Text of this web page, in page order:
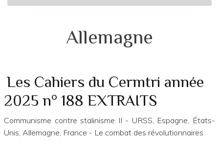
Allemagne
Les Cahiers du Cermtri année
2025 n° 188 EXTRAITS
Communisme contre stalinisme II - URSS, Espagne, États-
Unis, Allemagne, France - Le combat des révolutionnaires